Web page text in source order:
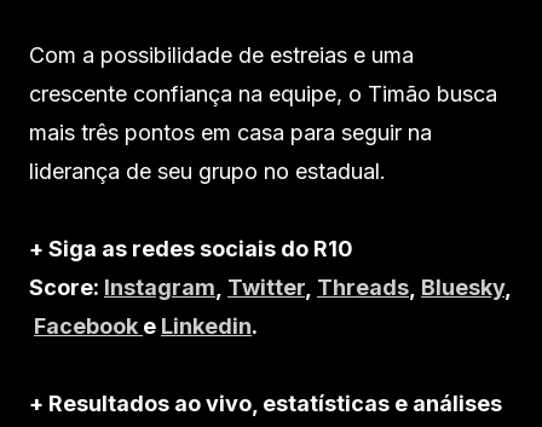
Com a possibilidade de estreias e uma
crescente confiança na equipe, o Timão busca
mais três pontos em casa para seguir na
liderança de seu grupo no estadual.
+ Siga as redes sociais do R10
Score: Instagram Twitter Threads Bluesky,
Facebook e Linkedin.
+ Resultados ao vivo, estatísticas e análises